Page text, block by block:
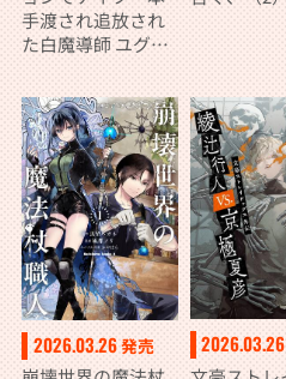
手渡され追放され
た白魔導師 ユグド
り弱点である魔力
不足を克服し世界
最強へと至る 7
2026.03.26発売 2026.03.26